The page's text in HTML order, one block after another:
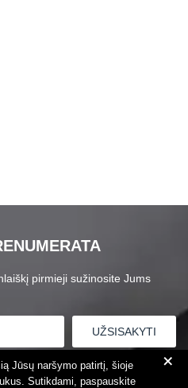
pirmieji sužinosite Jums
+
Jūsų naršymo patirtį, šioje
Sutikdami, paspauskite